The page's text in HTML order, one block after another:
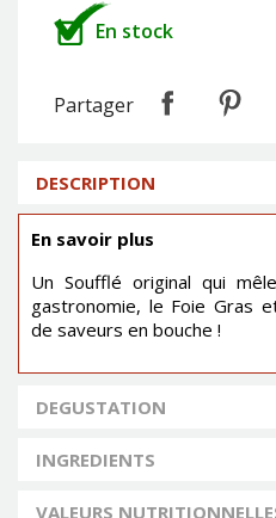
En stock
Partager
DESCRIPTION
En savoir plus
Un Soufflé original qui
gastronomie, le Foie Gras
de saveurs en bouche !
DEGUSTATION
INGREDIENTS
VALEURS